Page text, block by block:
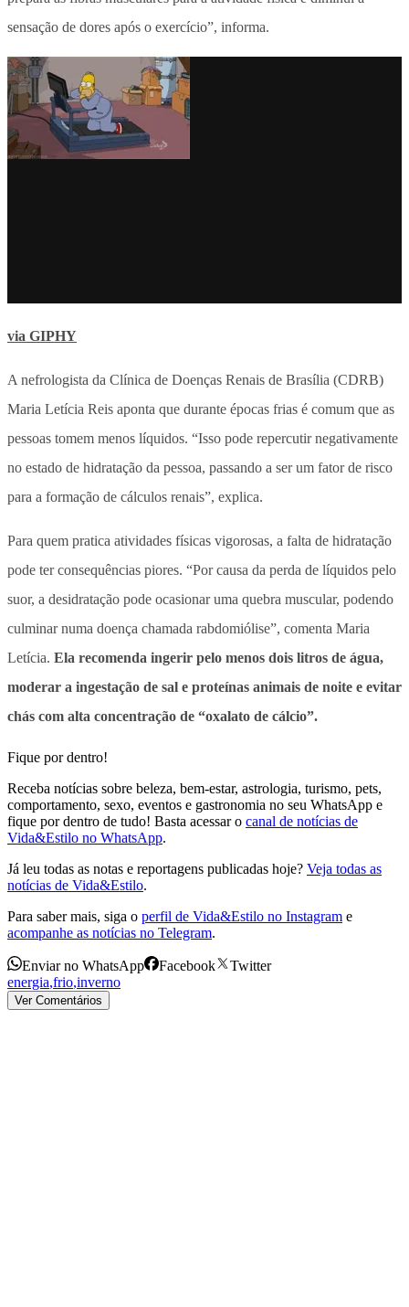
sensação de dores após o exercício”, informa.
via GIPHY
A nefrologista da Clínica de Doenças Renais de Brasília (CDRB)
Maria Letícia Reis aponta que durante épocas frias é comum que as
pessoas tomem menos líquidos. “Isso pode repercutir negativamente
no estado de hidratação da pessoa, passando a ser um fator de risco
para a formação de cálculos renais”, explica.
Para quem pratica atividades físicas vigorosas, a falta de hidratação
pode ter consequências piores. “Por causa da perda de líquidos pelo
suor, a desidratação pode ocasionar uma quebra muscular, podendo
culminar numa doença chamada rabdomiólise”, comenta Maria
Letícia. Ela recomenda ingerir pelo menos dois litros de água,
moderar a ingestação de sal e proteínas animais de noite e evitar
chás com alta concentração de “oxalato de cálcio”.
Fique por dentro!
Receba notícias sobre beleza, bem-estar, astrologia, turismo, pets,
comportamento, sexo, eventos e gastronomia no seu WhatsApp e
fique por dentro de tudo! Basta acessar o canal de notícias de
Vida&Estilo no WhatsApp.
Já leu todas as notas e reportagens publicadas hoje? Veja todas as
notícias de Vida&Estilo.
Para saber mais, siga o perfil de Vida&Estilo no Instagram e
acompanhe as notícias no Telegram.
Enviar no WhatsApp Facebook
Twitter
energia,frio,inverno
Ver Comentários